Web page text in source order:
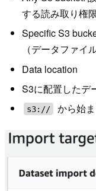
する読み取り権
Specific S3
（データファイ
Data location
S3に配置したデ
s3:// から始ま